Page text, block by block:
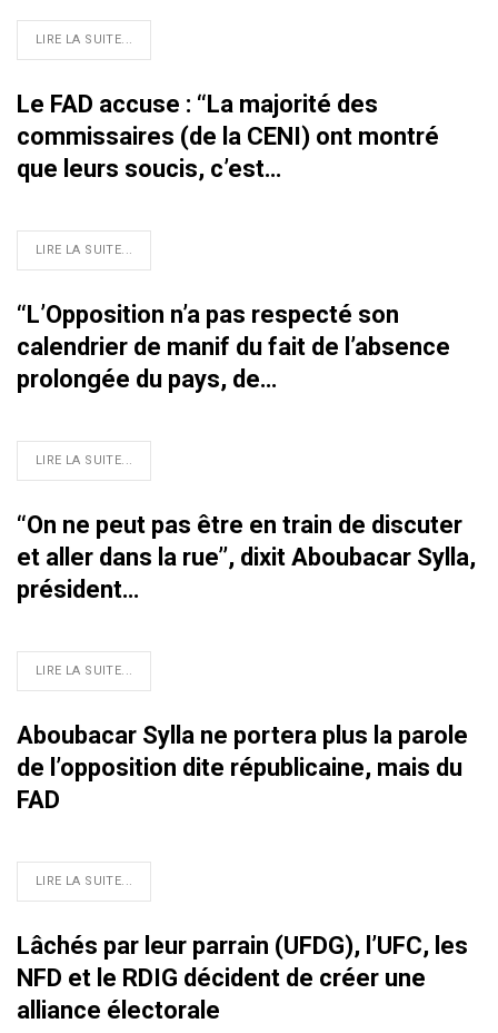
LIRE LA SUITE...
Le FAD accuse : ‘‘La majorité des
commissaires (de la CENI) ont montré
que leurs soucis, c’est…
LIRE LA SUITE...
‘‘L’Opposition n’a pas respecté son
calendrier de manif du fait de l’absence
prolongée du pays, de…
LIRE LA SUITE...
‘‘On ne peut pas être en train de discuter
et aller dans la rue’’, dixit Aboubacar Sylla,
président…
LIRE LA SUITE...
Aboubacar Sylla ne portera plus la parole
de l’opposition dite républicaine, mais du
FAD
LIRE LA SUITE...
Lâchés par leur parrain (UFDG), l’UFC, les
NFD et le RDIG décident de créer une
alliance électorale